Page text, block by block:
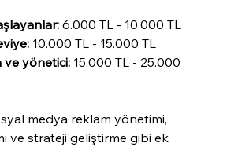
6.000 TL - 10.000 TL
10.000 TL - 15.000 TL
ve yönetici: 15.000 TL - 25.000
medya reklam yönetimi,
ve strateji geliştirme gibi ek